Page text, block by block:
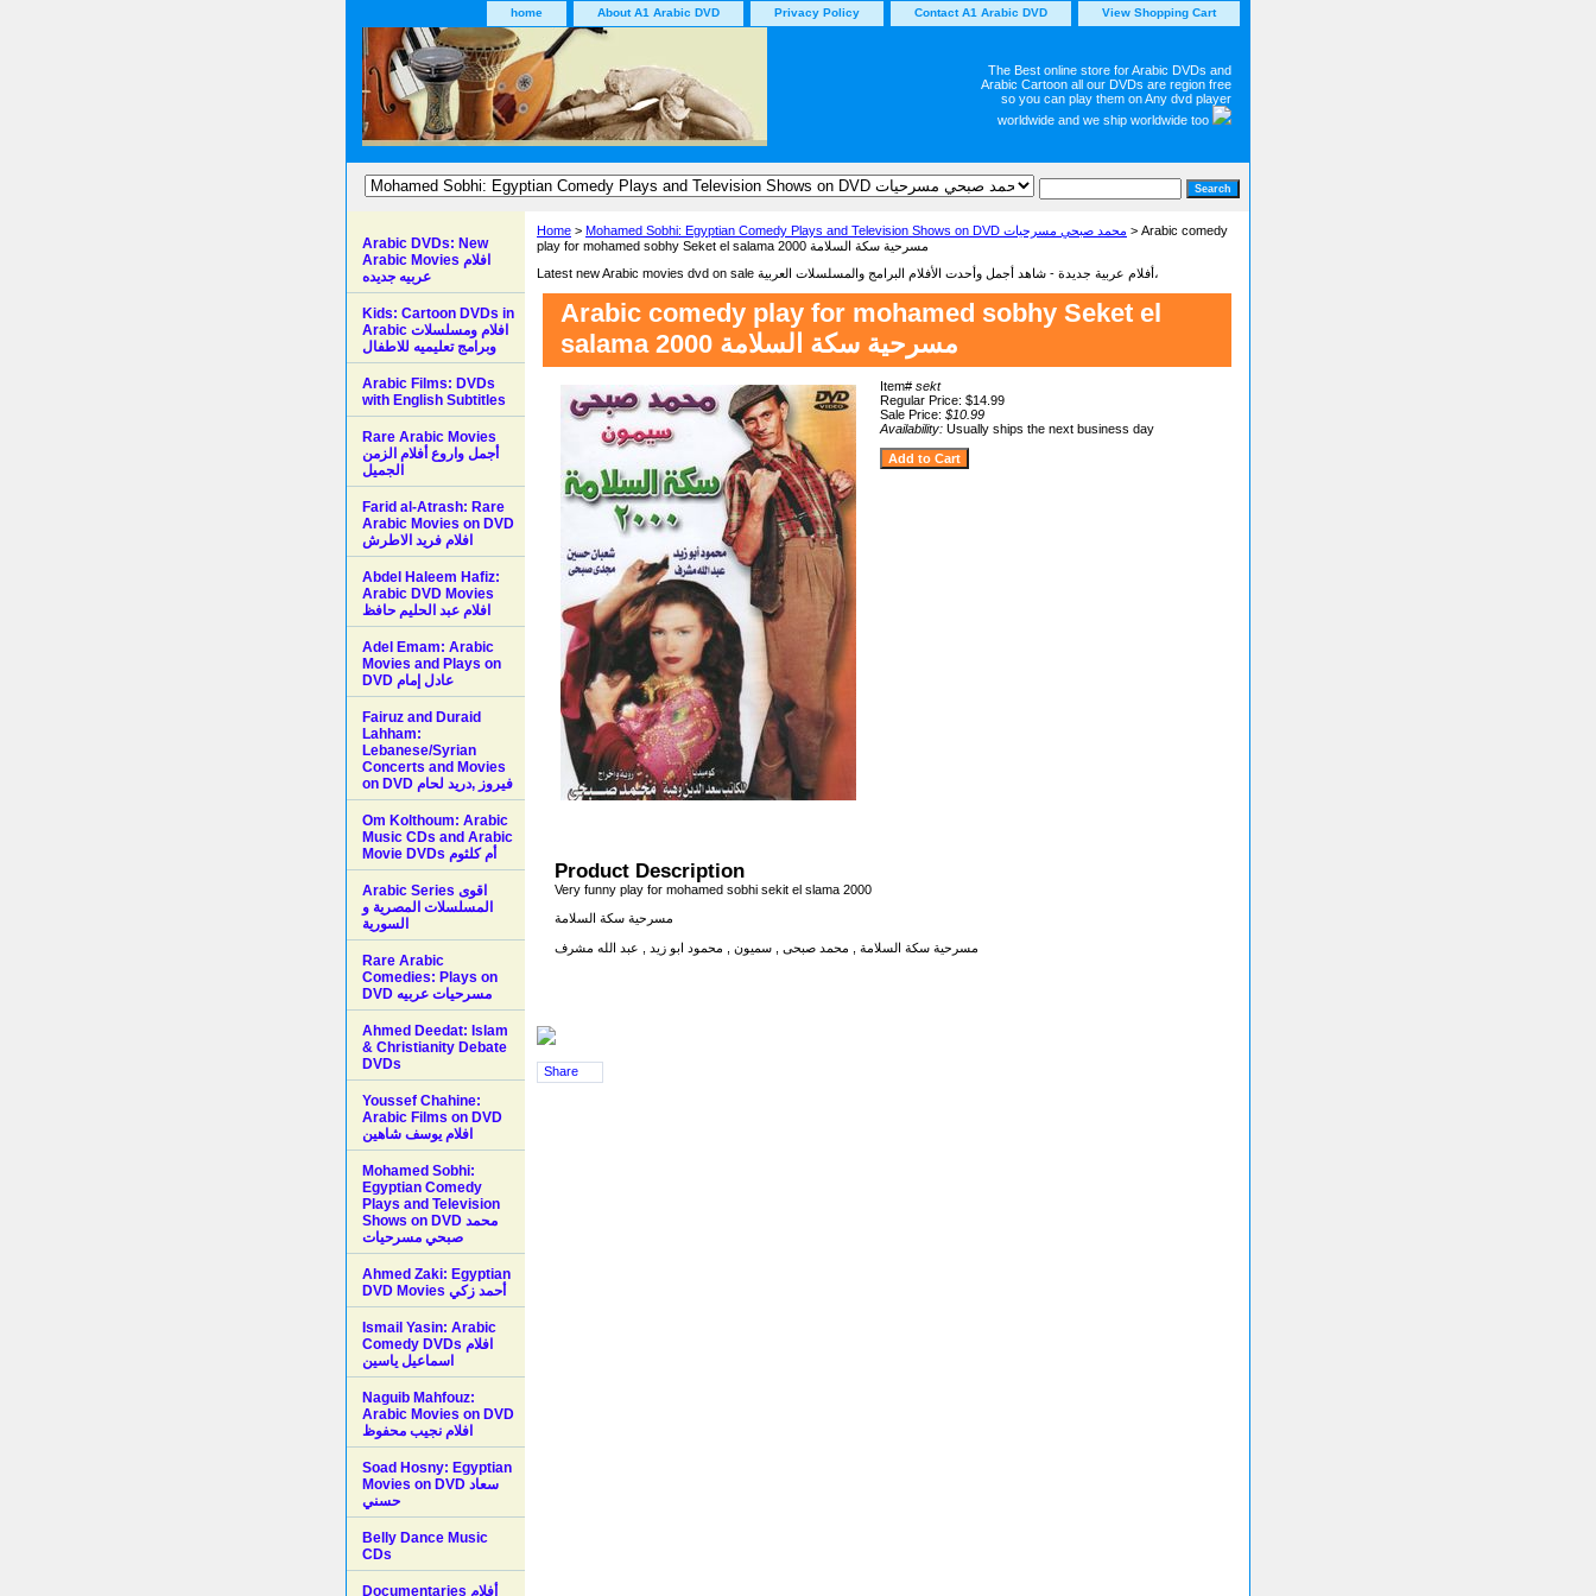
home About A1 Arabic DVD Privacy Policy Contact A1 Arabic DVD View Shopping Cart
The Best online store for Arabic DVDs and
Arabic Cartoon all our DVDs are region free
so you can play them on Any dvd player
worldwide and we ship worldwide too
Home > Mohamed Sobhi: Egyptian Comedy Plays and Television Shows on DVD محمد صبحي مسرحيات > Arabic comedy
play for mohamed sobhy Seket el salama 2000 مسرحية سكة السلامة
Latest new Arabic movies dvd on sale أفلام عربية جديدة - شاهد أجمل وأحدت الأفلام البرامج والمسلسلات العربية،
Arabic comedy play for mohamed sobhy Seket el
salama 2000 مسرحية سكة السلامة
Item# sekt
Regular Price: $14.99
Sale Price: $10.99
Availability: Usually ships the next business day
Product Description
Very funny play for mohamed sobhi sekit el slama 2000
مسرحية سكة السلامة
مسرحية سكة السلامة , محمد صبحى , سميون , محمود ابو زيد , عبد الله مشرف
Share
Arabic DVDs: New
Arabic Movies افلام
عربيه جديده
Kids: Cartoon DVDs in
Arabic افلام ومسلسلات
وبرامج تعليميه للاطفال
Arabic Films: DVDs
with English Subtitles
Rare Arabic Movies
أجمل واروع أفلام الزمن
الجميل
Farid al-Atrash: Rare
Arabic Movies on DVD
افلام فريد الاطرش
Abdel Haleem Hafiz:
Arabic DVD Movies
افلام عبد الحليم حافظ
Adel Emam: Arabic
Movies and Plays on
Fairuz and Duraid
Lahham:
Lebanese/Syrian
Concerts and Movies
on DVD فيروز ,دريد لحام
Om Kolthoum: Arabic
Music CDs and Arabic
Movie DVDs أم كلثوم
Arabic Series اقوى
المسلسلات المصرية و
السورية
Rare Arabic
Comedies: Plays on
DVD مسرحيات عربيه
Ahmed Deedat: Islam
& Christianity Debate
DVDs
Youssef Chahine:
Arabic Films on DVD
افلام يوسف شاهين
Mohamed Sobhi:
Egyptian Comedy
Plays and Television
Shows on DVD محمد
صبحي مسرحيات
Ahmed Zaki: Egyptian
DVD Movies أحمد زكي
Ismail Yasin: Arabic
Comedy DVDs افلام
اسماعيل ياسين
Naguib Mahfouz:
Arabic Movies on DVD
افلام نجيب محفوظ
Soad Hosny: Egyptian
Movies on DVD سعاد
حسني
Belly Dance Music
CDs
Documentaries أفلام